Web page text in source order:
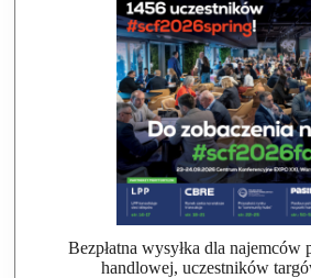
Bezpłatna wysyłka dla najemców
handlowej, uczestników